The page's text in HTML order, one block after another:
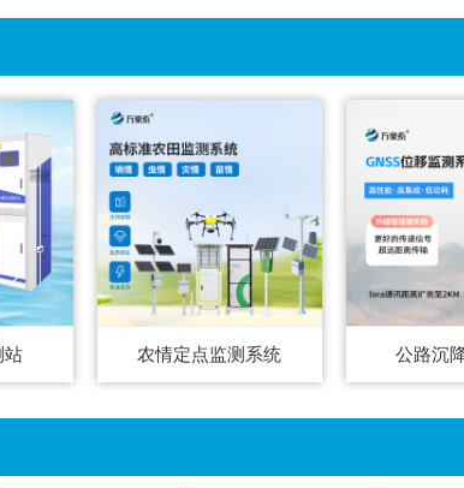
站 农情定点监测系统 公路沉